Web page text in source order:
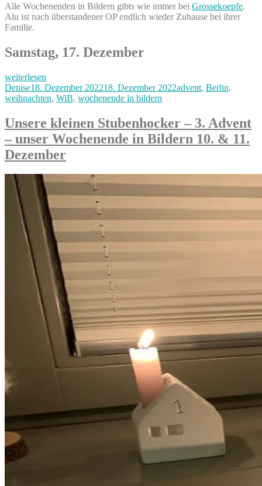
Alle Wochenenden in Bildern gibts wie immer bei Grossekoepfe.
Alu ist nach überstandener OP endlich wieder Zuhause bei ihrer
Familie.
Samstag, 17. Dezember
„4.
Advent
–
Wochenende
in
Bildern
17.
&
Dezember“
weiterlesen
Autor
DeniseVeröffentlicht
am
18. Dezember 202218. Dezember 2022Kategorien
advent, Berlin,
weihnachten, WiB, wochenende in bildern
Unsere kleinen Stubenhocker – 3. Advent
– unser Wochenende in Bildern 10. & 11.
Dezember